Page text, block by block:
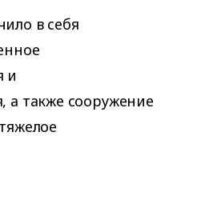
в себя
и
а также сооружение